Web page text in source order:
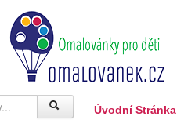
Úvodní Stránka